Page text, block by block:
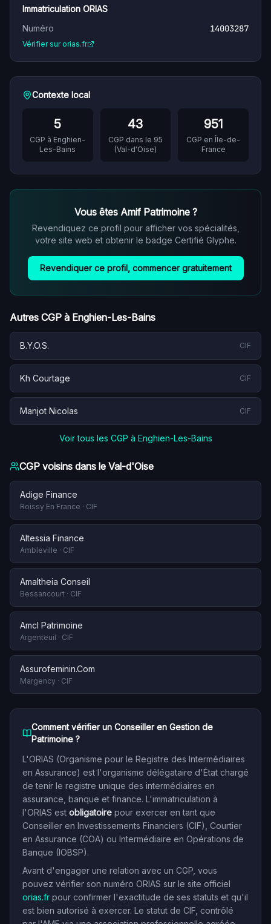
Immatriculation ORIAS
Numéro
14003287
Vérifier sur orias.fr
Contexte local
5
CGP à Enghien-
Les-Bains
43
CGP dans le 95
(Val-d'Oise)
951
CGP en Île-de-
France
Vous êtes Amif Patrimoine?
Revendiquez ce profil pour afficher vos spécialités,
votre site web et obtenir le badge Certifié Glyphe.
Revendiquer ce profil, commencer gratuitement
Autres CGP à Enghien-Les-Bains
B.Y.O.S. CIF
Kh Courtage CIF
Manjot Nicolas CIF
Voir tous les CGP à Enghien-Les-Bains
CGP voisins dans le Val-d'Oise
Adige Finance
Roissy En France · CIF
Altessia Finance
Ambleville · CIF
Amaltheia Conseil
Bessancourt · CIF
Amcl Patrimoine
Argenteuil · CIF
Assurofeminin.Com
Margency · CIF
Comment vérifier un Conseiller en Gestion de
Patrimoine ?
L'ORIAS (Organisme pour le Registre des Intermédiaires
en Assurance) est l'organisme délégataire d'État chargé
de tenir le registre unique des intermédiaires en
assurance, banque et finance. L'immatriculation à
l'ORIAS est obligatoire pour exercer en tant que
Conseiller en Investissements Financiers (CIF), Courtier
en Assurance (COA) ou Intermédiaire en Opérations de
Banque (IOBSP).
Avant d'engager une relation avec un CGP, vous
pouvez vérifier son numéro ORIAS sur le site officiel
orias.fr pour confirmer l'exactitude de ses statuts et qu'il
est bien autorisé à exercer. Le statut de CIF, contrôlé